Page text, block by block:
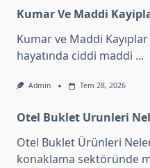
Kumar Ve Maddi
Kumar ve Maddi
hayatında ciddi maddi ...
Admin Tem 28, 2026
Otel Buklet Urunleri
Otel Buklet Ürünleri
konaklama sektöründe